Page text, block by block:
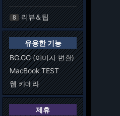
8 리뷰＆팁
유용한 기능
BG.GG (이미지 변환)
MacBook TEST
웹 카메라
제휴